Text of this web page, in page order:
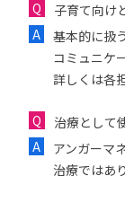
子育て向け
基本的に扱
コミュニケ
詳しくは各
治療として
アンガーマ
治療ではあ